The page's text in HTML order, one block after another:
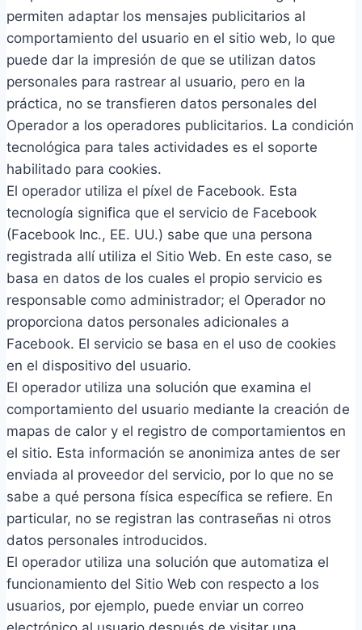
permiten adaptar los mensajes publicitarios al
comportamiento del usuario en el sitio web, lo que
puede dar la impresión de que se utilizan datos
personales para rastrear al usuario, pero en la
práctica, no se transfieren datos personales del
Operador a los operadores publicitarios. La condición
tecnológica para tales actividades es el soporte
habilitado para cookies.
El operador utiliza el píxel de Facebook. Esta
tecnología significa que el servicio de Facebook
(Facebook Inc., EE. UU.) sabe que una persona
registrada allí utiliza el Sitio Web. En este caso, se
basa en datos de los cuales el propio servicio es
responsable como administrador; el Operador no
proporciona datos personales adicionales a
Facebook. El servicio se basa en el uso de cookies
en el dispositivo del usuario.
El operador utiliza una solución que examina el
comportamiento del usuario mediante la creación de
mapas de calor y el registro de comportamientos en
el sitio. Esta información se anonimiza antes de ser
enviada al proveedor del servicio, por lo que no se
sabe a qué persona física específica se refiere. En
particular, no se registran las contraseñas ni otros
datos personales introducidos.
El operador utiliza una solución que automatiza el
funcionamiento del Sitio Web con respecto a los
usuarios, por ejemplo, puede enviar un correo